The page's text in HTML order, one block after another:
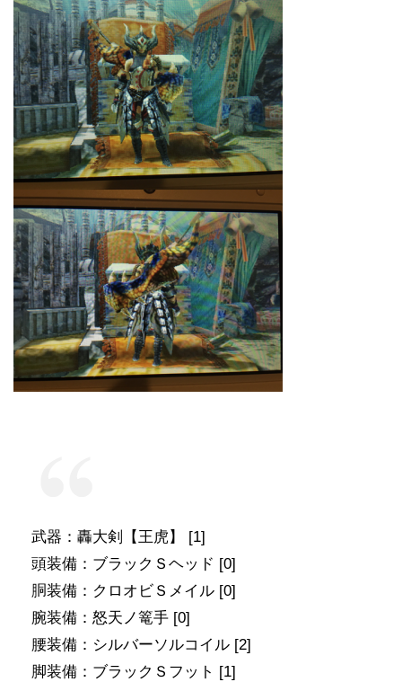
武器：轟大剣【王虎】 [1]
頭装備：ブラックＳヘッド [0]
胴装備：クロオビＳメイル [0]
腕装備：怒天ノ篭手 [0]
腰装備：シルバーソルコイル [2]
脚装備：ブラックＳフット [1]